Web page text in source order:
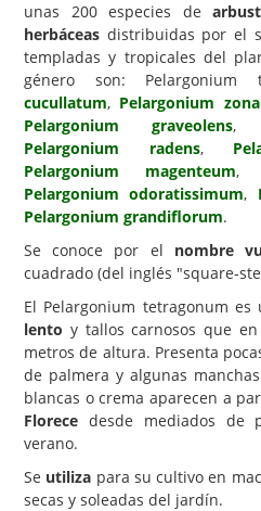
Animales
Hongos
Carencias
Fotos
Flores y Plantas
Árboles y Palmeras
Arbustos y Trepadoras
Cactus y Suculentas
unas 200 especies de
herbáceas distribuidas por el
templadas y tropicales del
género son: Pelargonium
cucullatum, Pelargonium
Pelargonium graveolens,
Pelargonium radens,
Pelargonium magenteum,
Pelargonium odoratissimum,
Pelargonium grandiflorum.
Se conoce por el nombre
cuadrado (del inglés "square-
El Pelargonium tetragonum es
lento y tallos carnosos que
metros de altura. Presenta
de palmera y algunas
blancas o crema aparecen a
Florece desde mediados de
verano.
Se utiliza para su cultivo en
secas y soleadas del jardín.